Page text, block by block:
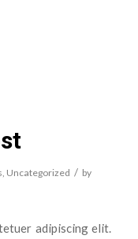
Uncategorized / by
adipiscing elit.